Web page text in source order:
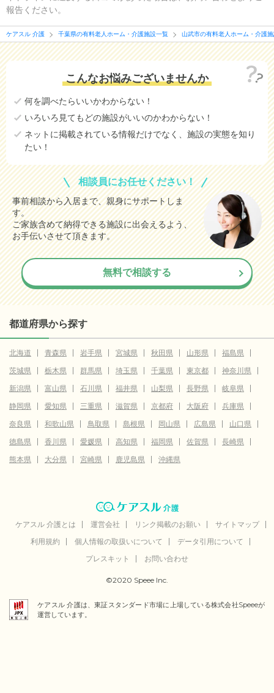
報告ください。
ケアスル 介護 千葉県の有料老人ホーム・介護施設一覧 山武市の有料老人ホーム・介護
こんなお悩みございませんか
何を調べたらいいかわからない！
いろいろ見てもどの施設がいいのかわからない！
ネットに掲載されている情報だけでなく、施設の実態を知り
たい！
相談員にお任せください！
事前相談から入居まで、親身にサポートしま
す。
ご家族含めて納得できる施設に出会えるよう、
お手伝いさせて頂きます。
無料で相談する
都道府県から探す
北海道 青森県 岩手県 宮城県 秋田県 山形県
福島県
茨城県
栃木県 群馬県 埼玉県 千葉県 東京都
神奈川県
新潟県
富山県 石川県 福井県 山梨県 長野県
岐阜県
静岡県
愛知県 三重県 滋賀県 京都府 大阪府
兵庫県
奈良県
和歌山県 鳥取県 島根県 岡山県 広島県
山口県
徳島県
香川県 愛媛県 高知県 福岡県 佐賀県
長崎県
熊本県
大分県 宮崎県 鹿児島県 沖縄県
ケアスル 介護とは 運営会社 リンク掲載のお願い
サイトマップ
利用規約
個人情報の取扱いについて
データ引用について
プレスキット
お問い合わせ
©2020 Speee Inc.
ケアスル 介護は、東証スタンダード市場に上場している株式会社Speeeが
運営しています。